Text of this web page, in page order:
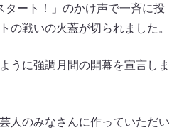
タート！」のかけ声で一斉に投
の戦いの火蓋が切られました。
うに強調月間の開幕を宣言しま
人のみなさんに作っていただい